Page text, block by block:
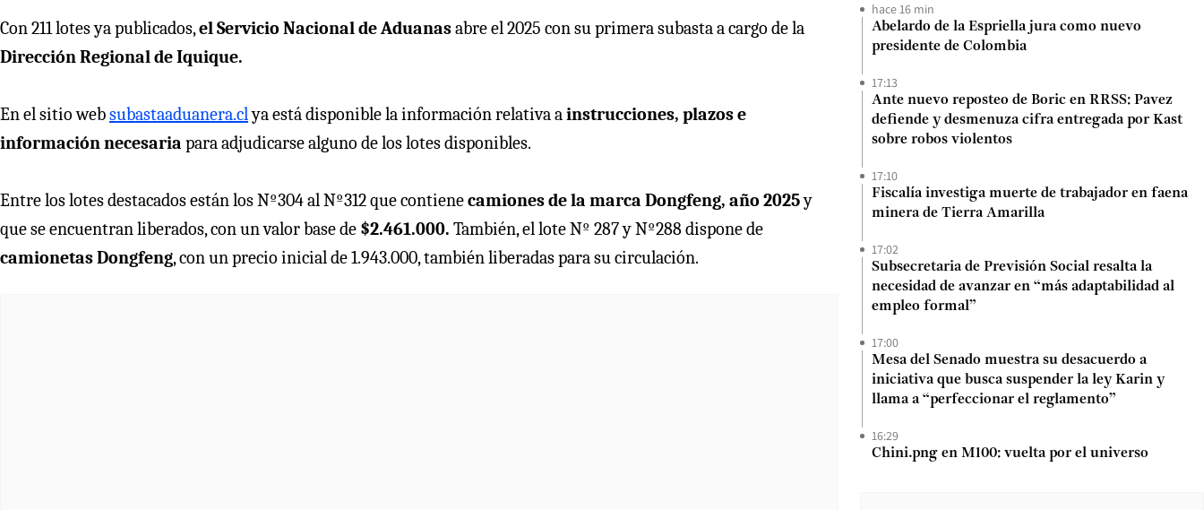
Con 211 lotes ya publicados,el Servicio Nacional de Aduanasabre el 2025 con su primera subasta a cargo de la
Dirección Regional de Iquique.
En el sitio websubastaaduanera.clya está disponible la información relativa ainstrucciones, plazos e
información necesaria para adjudicarse alguno de los lotes disponibles.
Entre los lotes destacados están los Nº304 al Nº312 que contienecamiones de la marca Dongfeng, año 2025y
que se encuentran liberados, con un valor base de $2.461.000. También, el lote Nº 287 y Nº288 dispone de
camionetas Dongfeng, con un precio inicial de 1.943.000, también liberadas para su circulación.
hace 16 min
Abelardo de la Espriella jura como nuevo
presidente de Colombia
17:13
Ante nuevo reposteo de Boric en RRSS: Pavez
defiende y desmenuza cifra entregada por Kast
sobre robos violentos
17:10
Fiscalía investiga muerte de trabajador en faena
minera de Tierra Amarilla
17:02
Subsecretaria de Previsión Social resalta la
necesidad de avanzar en “más adaptabilidad al
empleo formal”
17:00
Mesa del Senado muestra su desacuerdo a
iniciativa que busca suspender la ley Karin y
llama a “perfeccionar el reglamento”
16:29
Chini.png en M100: vuelta por el universo